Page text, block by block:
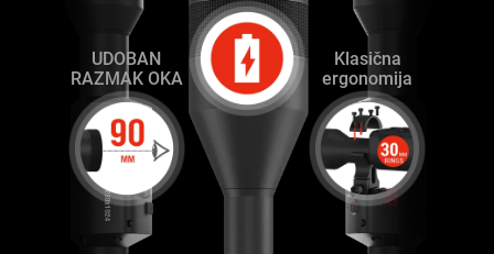
UDOBAN
RAZMAK OKA
Klasična
ergonomija